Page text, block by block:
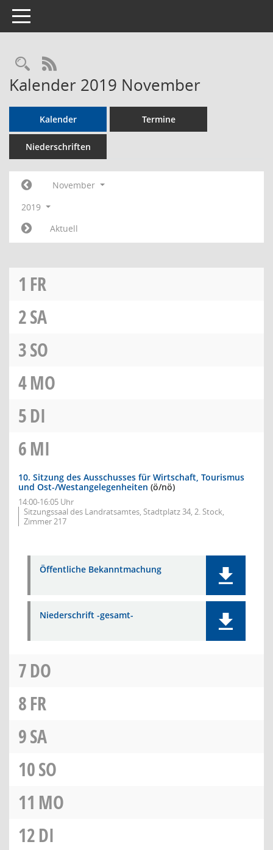
Toggle navigation
Rechercheauswahl
RSS-Feed
Kalender 2019 November
Kalender Termine
Niederschriften
November
2019
Aktuell
1 FR
2SA
3SO
4MO
5DI
6MI
10. Sitzung des Ausschusses für Wirtschaft, Tourismus
und Ost-/Westangelegenheiten (ö/nö)
14:00-16:05 Uhr
Sitzungssaal des Landratsamtes, Stadtplatz 34, 2. Stock,
Zimmer 217
Öffentliche Bekanntmachung
Niederschrift -gesamt-
7DO
8FR
9SA
10SO
11 MO
12DI